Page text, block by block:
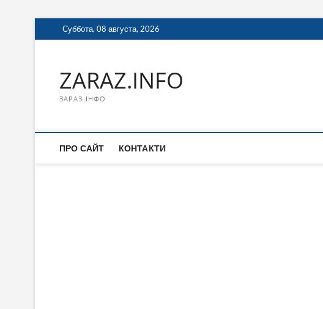
Перейти
к
Суббота, 08 августа, 2026
ZARAZ.INFO
ЗАРАЗ.ІНФО
ПРО САЙТ КОНТАКТИ